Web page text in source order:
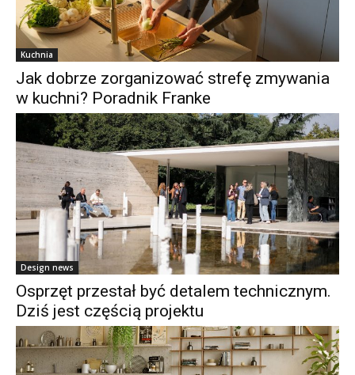
Kuchnia
Jak dobrze zorganizować strefę zmywania
w kuchni? Poradnik Franke
Design news
Osprzęt przestał być detalem technicznym.
Dziś jest częścią projektu